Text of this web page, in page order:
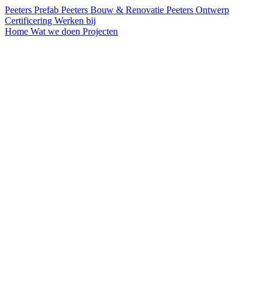
Peeters Prefab Peeters Bouw & Renovatie Peeters Ontwerp
Certificering Werken bij
Home Wat we doen Projecten